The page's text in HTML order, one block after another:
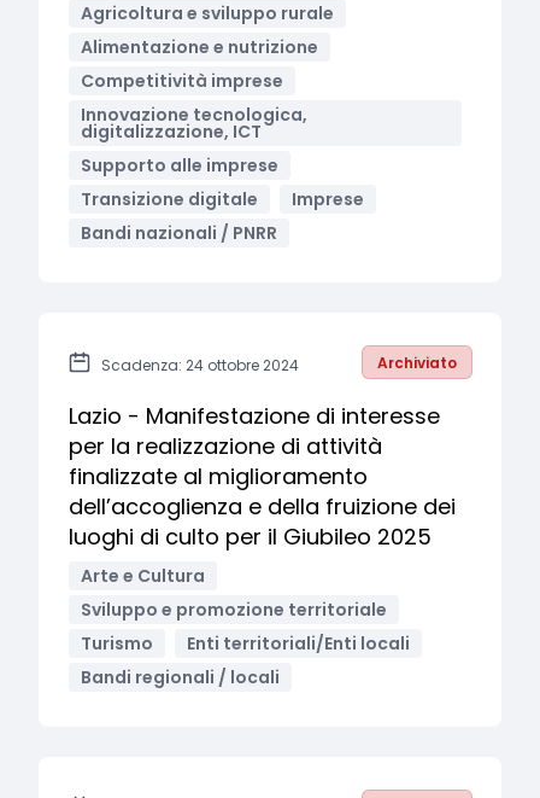
Agricoltura e sviluppo rurale
Alimentazione e nutrizione
Competitività imprese
Innovazione tecnologica,
digitalizzazione, ICT
Supporto alle imprese
Transizione digitale
Imprese
Bandi nazionali / PNRR
Scadenza: 24 ottobre 2024 Archiviato
Lazio - Manifestazione di interesse
per la realizzazione di attività
finalizzate al miglioramento
dell’accoglienza e della fruizione dei
luoghi di culto per il Giubileo 2025
Arte e Cultura
Sviluppo e promozione territoriale
Turismo
Enti territoriali/Enti locali
Bandi regionali / locali